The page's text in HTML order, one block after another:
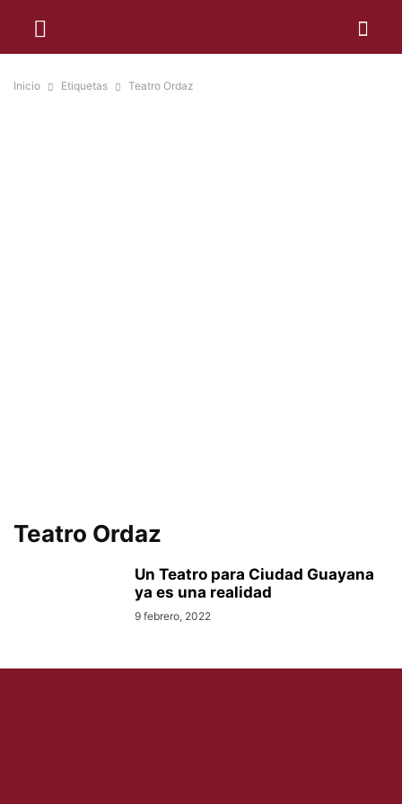
Inicio Etiquetas Teatro Ordaz
Teatro Ordaz
Un Teatro para Ciudad Guayana
ya es una realidad
9 febrero, 2022